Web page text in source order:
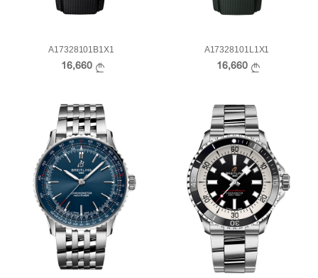
A17328101B1X1
16,660
A17328101L1X1
16,660